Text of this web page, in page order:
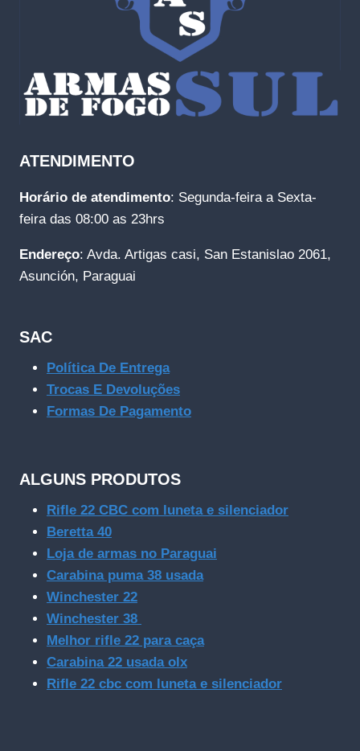
ATENDIMENTO
Horário de atendimento: Segunda-feira a Sexta-
feira das 08:00 as 23hrs
Endereço: Avda. Artigas casi, San Estanislao 2061,
Asunción, Paraguai
SAC
Política De Entrega
Trocas E Devoluções
Formas De Pagamento
ALGUNS PRODUTOS
Rifle 22 CBC com luneta e silenciador
Beretta 40
Loja de armas no Paraguai
Carabina puma 38 usada
Winchester 22
Winchester 38
Melhor rifle 22 para caça
Carabina 22 usada olx
Rifle 22 cbc com luneta e silenciador